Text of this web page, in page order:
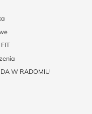
W RADOMIU